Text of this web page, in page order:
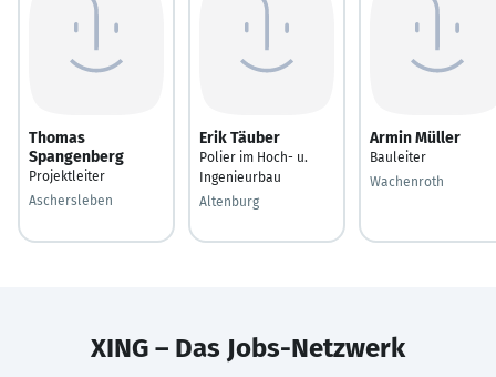
Thomas
Spangenberg
Projektleiter
Aschersleben
Erik Täuber
Polier im Hoch- u.
Ingenieurbau
Altenburg
Armin Müller
Bauleiter
Wachenroth
XING – Das Jobs-Netzwerk